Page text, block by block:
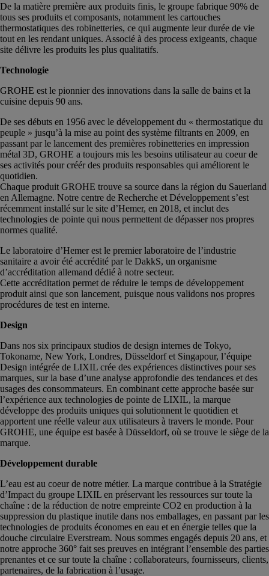
De la matière première aux produits finis, le groupe fabrique 90% de
tous ses produits et composants, notamment les cartouches
thermostatiques des robinetteries, ce qui augmente leur durée de vie
tout en les rendant uniques. Associé à des process exigeants, chaque
site délivre les produits les plus qualitatifs.
Technologie
GROHE est le pionnier des innovations dans la salle de bains et la
cuisine depuis 90 ans.
De ses débuts en 1956 avec le développement du « thermostatique du
peuple » jusqu’à la mise au point des système filtrants en 2009, en
passant par le lancement des premières robinetteries en impression
métal 3D, GROHE a toujours mis les besoins utilisateur au coeur de
ses activités pour créér des produits responsables qui améliorent le
quotidien.
Chaque produit GROHE trouve sa source dans la région du Sauerland
en Allemagne. Notre centre de Recherche et Développement s’est
récemment installé sur le site d’Hemer, en 2018, et inclut des
technologies de pointe qui nous permettent de dépasser nos propres
normes qualité.
Le laboratoire d’Hemer est le premier laboratoire de l’industrie
sanitaire a avoir été accrédité par le DakkS, un organisme
d’accréditation allemand dédié à notre secteur.
Cette accréditation permet de réduire le temps de développement
produit ainsi que son lancement, puisque nous validons nos propres
procédures de test en interne.
Design
Dans nos six principaux studios de design internes de Tokyo,
Tokoname, New York, Londres, Düsseldorf et Singapour, l’équipe
Design intégrée de LIXIL crée des expériences distinctives pour ses
marques, sur la base d’une analyse approfondie des tendances et des
usages des consommateurs. En combinant cette approche basée sur
l’expérience aux technologies de pointe de LIXIL, la marque
développe des produits uniques qui solutionnent le quotidien et
apportent une réelle valeur aux utilisateurs à travers le monde. Pour
GROHE, une équipe est basée à Düsseldorf, où se trouve le siège de la
marque.
Développement durable
L’eau est au coeur de notre métier. La marque contribue à la Stratégie
d’Impact du groupe LIXIL en préservant les ressources sur toute la
chaîne : de la réduction de notre empreinte CO2 en production à la
suppression du plastique inutile dans nos emballages, en passant par les
technologies de produits économes en eau et en énergie telles que la
douche circulaire Everstream. Nous sommes engagés depuis 20 ans, et
notre approche 360° fait ses preuves en intégrant l’ensemble des parties
prenantes et ce sur toute la chaîne : collaborateurs, fournisseurs, clients,
partenaires, de la fabrication à l’usage.